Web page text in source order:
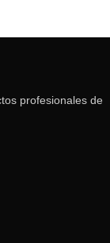
profesionales de